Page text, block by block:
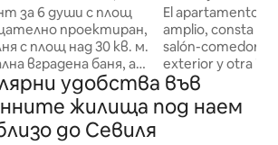
за 6 души с площ
проектиран,
с площ над 30 кв. м.
вградена баня, а
най-малко 15 кв. м.
в модерен стил,
същност.
мезонет с
El apartamento
amplio, consta de
salón-comedor, 1
exterior y otra
con sofá, ducha
privadas con
Catedral. Las
удобства във
жилища под наем
до Севиля